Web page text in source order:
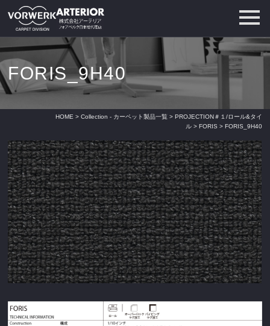
FORIS_9H40
HOME > Collection - カーペット製品一覧> PROJECTION＃１/ロール&タイ
ル> FORIS > FORIS_9H40